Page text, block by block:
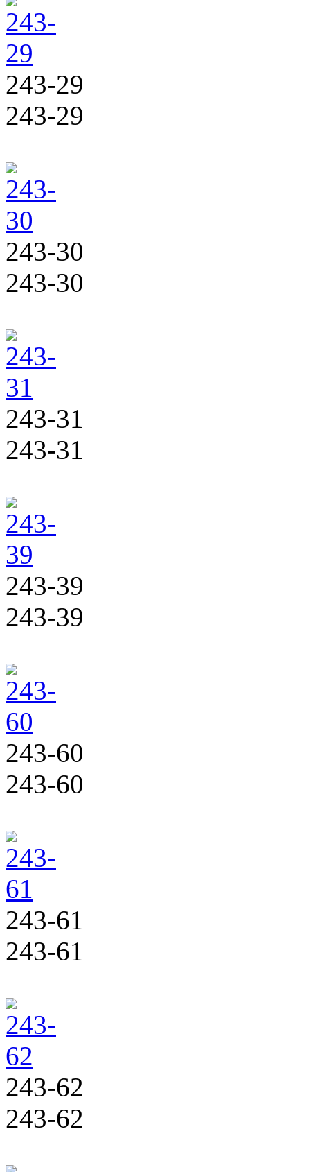
243-29
243-29
243-30
243-30
243-31
243-31
243-39
243-39
243-60
243-60
243-61
243-61
243-62
243-62